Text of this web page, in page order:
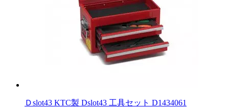
Ｄslot43 KTC製 Dslot43 工具セット D1434061